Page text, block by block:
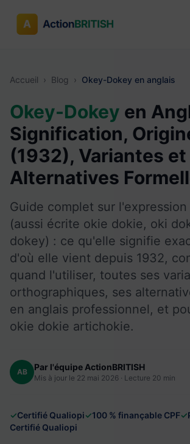
Accueil › Blog › Okey-Dokey en anglais
Okey-Dokey en
Signification,
(1932), Variantes et
Alternatives
Guide complet sur
(aussi écrite okie dokie, oki
dokey) : ce qu'elle signifie
d'où elle vient depuis 1932,
quand l'utiliser, toutes ses
orthographiques, ses
en anglais professionnel, et
okie dokie artichokie.
AB Par l'équipe ActionBRITISH
Mis à jour le 22 mai 2026 · Lecture 20 min
✓Certifié Qualiopi✓100 % finançable CPF✓
Certifié Qualiopi